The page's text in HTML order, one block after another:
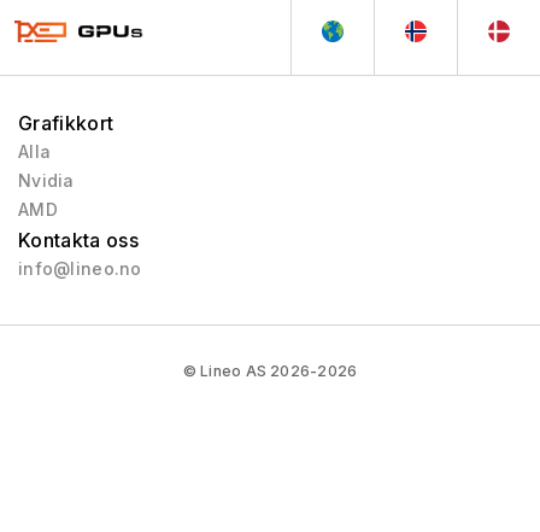
Grafikkort
Alla
Nvidia
AMD
Kontakta oss
info@lineo.no
© Lineo AS 2026-2026